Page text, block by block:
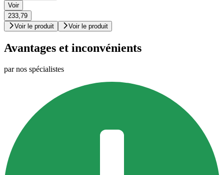
Voir
233,79
Voir le produit
Voir le produit
Avantages et inconvénients
par nos spécialistes